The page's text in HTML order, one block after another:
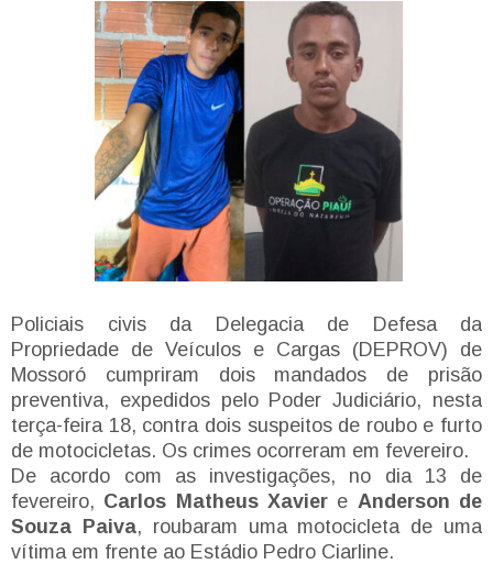
Policiais civis da Delegacia de Defesa da
Propriedade de Veículos e Cargas (DEPROV) de
Mossoró cumpriram dois mandados de prisão
preventiva, expedidos pelo Poder Judiciário, nesta
terça-feira 18, contra dois suspeitos de roubo e furto
de motocicletas. Os crimes ocorreram em fevereiro.
De acordo com as investigações, no dia 13 de
fevereiro, Carlos Matheus Xavier e Anderson de
Souza Paiva, roubaram uma motocicleta de uma
vítima em frente ao Estádio Pedro Ciarline.